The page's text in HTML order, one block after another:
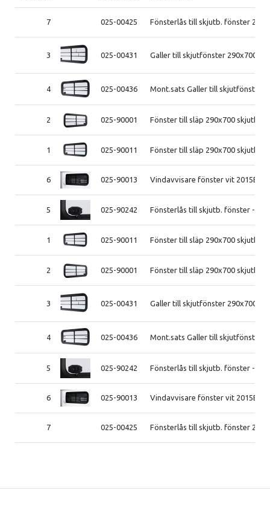
7 025-00425 Fönsterlås till skjutb. fönster
3 025-00431 Galler till skjutfönster 290x700mm
4 025-00436 Mont.sats Galler till skjutfönster
2 025-90001 Fönster till släp 290x700 skjutb.
1 025-90011 Fönster till släp 290x700 skjutb.
6 025-90013 Vindavvisare fönster vit 2015B-
5 025-90242 Fönsterlås till skjutb. fönster -
1 025-90011 Fönster till släp 290x700 skjutb.
2 025-90001 Fönster till släp 290x700 skjutb.
3 025-00431 Galler till skjutfönster 290x700mm
4 025-00436 Mont.sats Galler till skjutfönster
5 025-90242 Fönsterlås till skjutb. fönster -
6 025-90013 Vindavvisare fönster vit 2015B-
7 025-00425 Fönsterlås till skjutb. fönster